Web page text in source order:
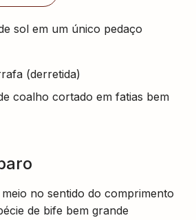
sol em um único pedaço
(derretida)
coalho cortado em fatias bem
no sentido do comprimento
de bife bem grande